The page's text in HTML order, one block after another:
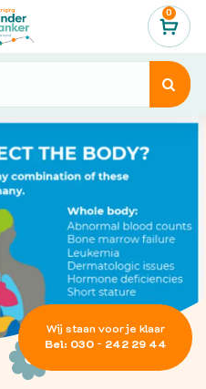
0

Afwijkingen
Wij staan voor je klaar
Bel: 030 - 242 29 44